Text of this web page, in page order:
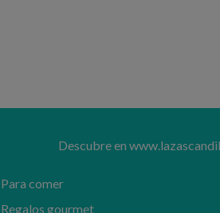
Descubre en
Para comer
Regalos gourmet